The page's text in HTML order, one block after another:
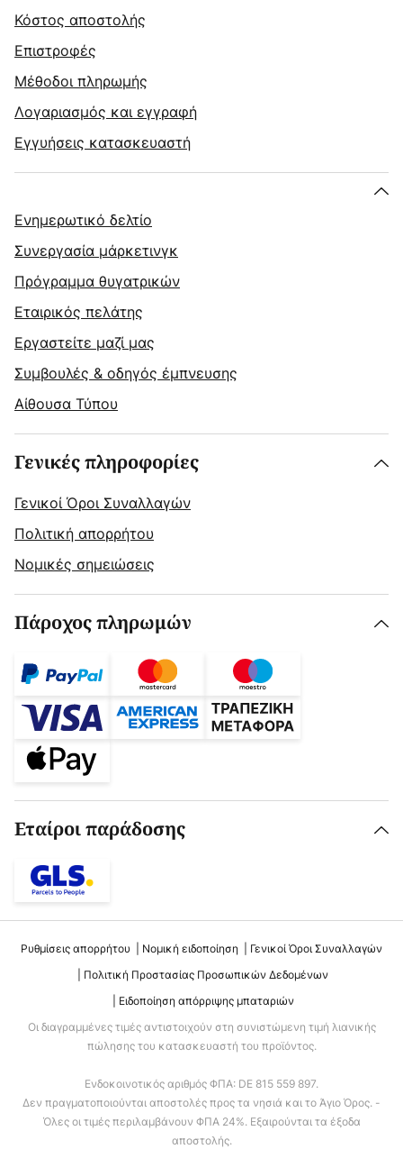
Κόστος αποστολής
Επιστροφές
Μέθοδοι πληρωμής
Λογαριασμός και εγγραφή
Εγγυήσεις κατασκευαστή
Ενημερωτικό δελτίο
Συνεργασία μάρκετινγκ
Πρόγραμμα θυγατρικών
Εταιρικός πελάτης
Εργαστείτε μαζί μας
Συμβουλές & οδηγός έμπνευσης
Αίθουσα Τύπου
Γενικές πληροφορίες
Γενικοί Όροι Συναλλαγών
Πολιτική απορρήτου
Νομικές σημειώσεις
Πάροχος πληρωμών
Εταίροι παράδοσης
Ρυθμίσεις απορρήτου Νομική ειδοποίηση
Γενικοί Όροι Συναλλαγών
Πολιτική Προστασίας Προσωπικών Δεδομένων
Ειδοποίηση απόρριψης μπαταριών
Οι διαγραμμένες τιμές αντιστοιχούν στη συνιστώμενη τιμή λιανικής
πώλησης του κατασκευαστή του προϊόντος.
Ενδοκοινοτικός αριθμός ΦΠΑ: DE 815 559 897.
Δεν πραγματοποιούνται αποστολές προς τα νησιά και το Άγιο Όρος. -
Όλες οι τιμές περιλαμβάνουν ΦΠΑ 24%. Εξαιρούνται τα έξοδα
αποστολής.